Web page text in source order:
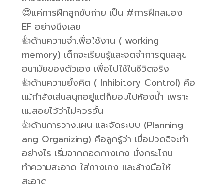
😍แค่การฝึกลูกขับถ่าย เป็น #การฝึกสมอง
EF อย่างนึงเลย
👍ด้านความจำเพื่อใช้งาน ( working
memory) เด็กจะเรียนรู้และจดจำการดูแลสุข
อนามัยของตัวเอง เพื่อไปใช้ในชีวิตจริง
👍ด้านความยั้งคิด ( Inhibitory Control) คือ
แม้กำลังเล่นสนุกอยู่แต่ก็ยอมไปห้องน้ำ เพราะ
แม่สอยไว้ว่าไม่ควรอั้น
👍ด้านการวางแผน และจัดระบบ (Planning
ang Organizing) คือลูกรู้ว่า เมื่อปวดฉี่จะทำ
อย่างไร เริ่มจากถอดกางเกง นั่งกระโถน
ทำความสะอาด ใส่กางเกง และล้างมือให้
สะอาด